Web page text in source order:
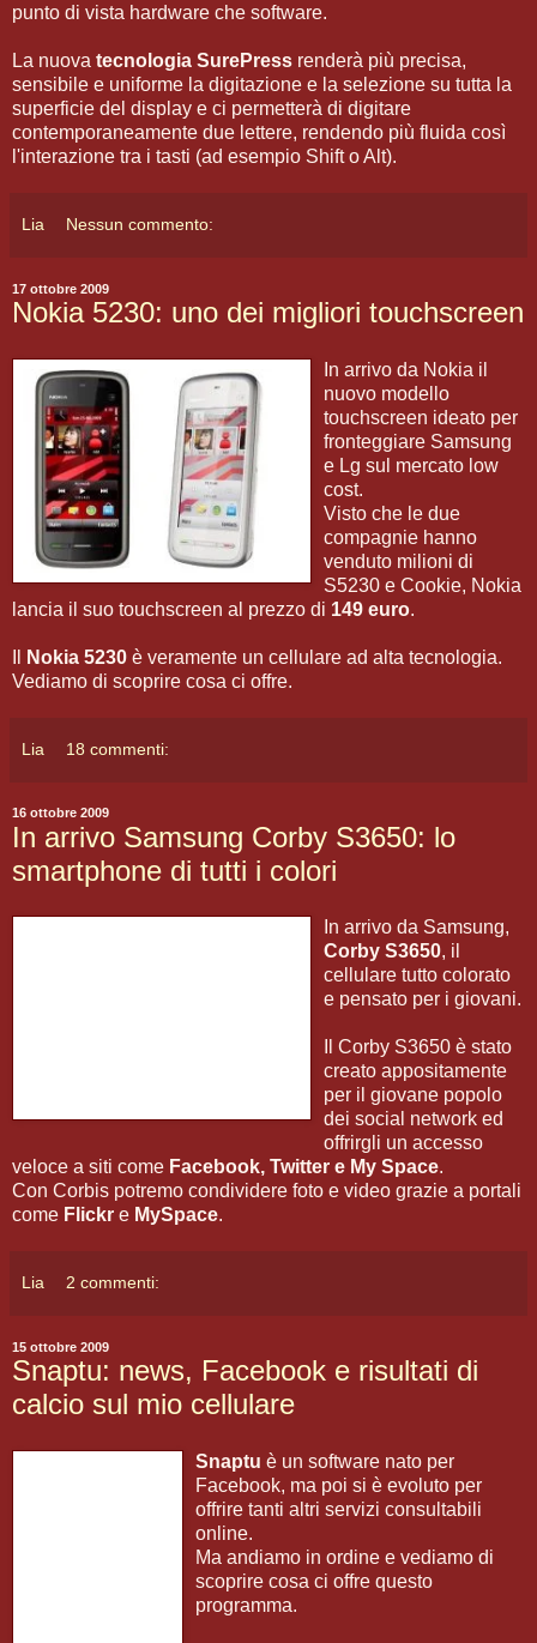
punto di vista hardware che software.
La nuova tecnologia SurePress renderà più precisa,
sensibile e uniforme la digitazione e la selezione su tutta la
superficie del display e ci permetterà di digitare
contemporaneamente due lettere, rendendo più fluida così
l'interazione tra i tasti (ad esempio Shift o Alt).
Lia Nessun commento:
17 ottobre 2009
Nokia 5230: uno dei migliori touchscreen
In arrivo da Nokia il
nuovo modello
touchscreen ideato per
fronteggiare Samsung
e Lg sul mercato low
cost.
Visto che le due
compagnie hanno
venduto milioni di
S5230 e Cookie, Nokia
lancia il suo touchscreen al prezzo di 149 euro.
Nokia 5230 è veramente un cellulare ad alta tecnologia.
Vediamo di scoprire cosa ci offre.
Lia 18 commenti:
16 ottobre 2009
In arrivo Samsung Corby S3650: lo
smartphone di tutti i colori
In arrivo da Samsung,
Corby S3650, il
cellulare tutto colorato
e pensato per i giovani.
Il Corby S3650 è stato
creato appositamente
per il giovane popolo
dei social network ed
offrirgli un accesso
veloce a siti come Facebook, Twitter e My Space.
Con Corbis potremo condividere foto e video grazie a portali
come Flickr e MySpace.
Lia 2 commenti:
15 ottobre 2009
Snaptu: news, Facebook e risultati di
calcio sul mio cellulare
Snaptu è un software nato per
Facebook, ma poi si è evoluto per
offrire tanti altri servizi consultabili
online.
Ma andiamo in ordine e vediamo di
scoprire cosa ci offre questo
programma.